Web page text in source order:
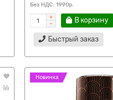
Без НДС: 1990р.
В корзину
Быстрый заказ
Новинка